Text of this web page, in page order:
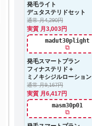
発毛ライト
デュタステリドセット
通常 月4,290円
実質 月3,003円
madut30plight
⧉
発毛スマートプラン
フィナステリド＋
ミノキシジルローション
通常 月9,167円
実質 月6,417円
masm30p01
⧉